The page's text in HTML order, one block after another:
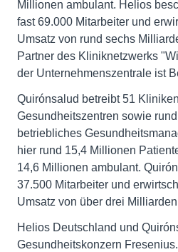
Millionen ambulant. Helios
fast 69.000 Mitarbeiter und
Umsatz von rund sechs
Partner des Kliniknetzwerks
der Unternehmenszentrale ist
Quirónsalud betreibt 51
Gesundheitszentren sowie
betriebliches
hier rund 15,4 Millionen
14,6 Millionen ambulant.
37.500 Mitarbeiter und
Umsatz von über drei
Helios Deutschland und
Gesundheitskonzern Fresenius.